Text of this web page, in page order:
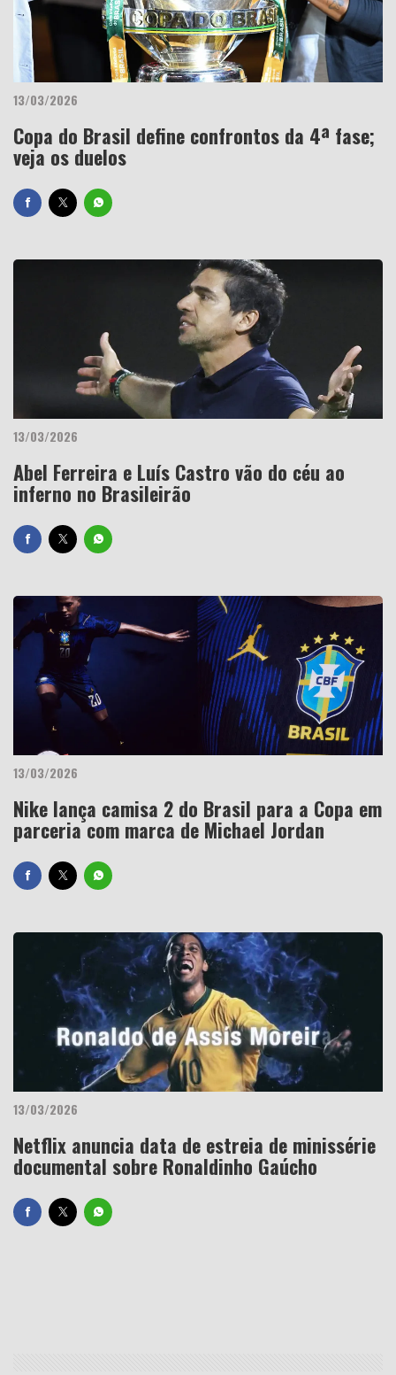
13/03/2026
Copa do Brasil define confrontos da 4ª fase;
veja os duelos
13/03/2026
Abel Ferreira e Luís Castro vão do céu ao
inferno no Brasileirão
13/03/2026
Nike lança camisa 2 do Brasil para a Copa em
parceria com marca de Michael Jordan
13/03/2026
Netflix anuncia data de estreia de minissérie
documental sobre Ronaldinho Gaúcho